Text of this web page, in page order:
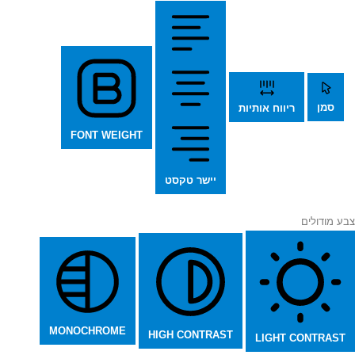
סמן ריווח אותיות
יישר טקסט
FONT WEIGHT
צבע מודולים
LIGHT CONTRAST
HIGH CONTRAST
MONOCHROME